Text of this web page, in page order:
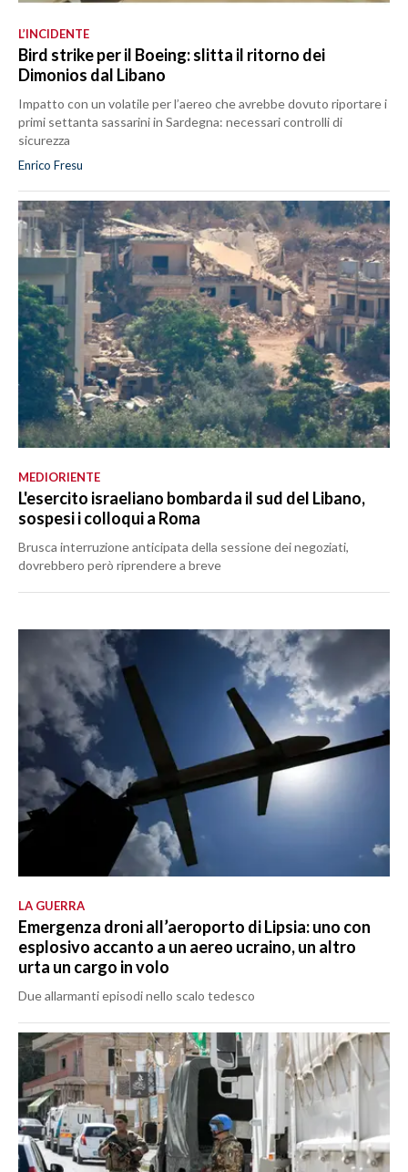
L’INCIDENTE
Bird strike per il Boeing: slitta il ritorno dei
Dimonios dal Libano
Impatto con un volatile per l’aereo che avrebbe dovuto riportare i
primi settanta sassarini in Sardegna: necessari controlli di
sicurezza
Enrico Fresu
MEDIORIENTE
L'esercito israeliano bombarda il sud del Libano,
sospesi i colloqui a Roma
Brusca interruzione anticipata della sessione dei negoziati,
dovrebbero però riprendere a breve
LA GUERRA
Emergenza droni all’aeroporto di Lipsia: uno con
esplosivo accanto a un aereo ucraino, un altro
urta un cargo in volo
Due allarmanti episodi nello scalo tedesco